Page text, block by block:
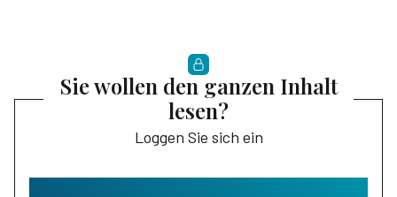
Sie wollen den ganzen Inhalt
lesen?
Loggen Sie sich ein